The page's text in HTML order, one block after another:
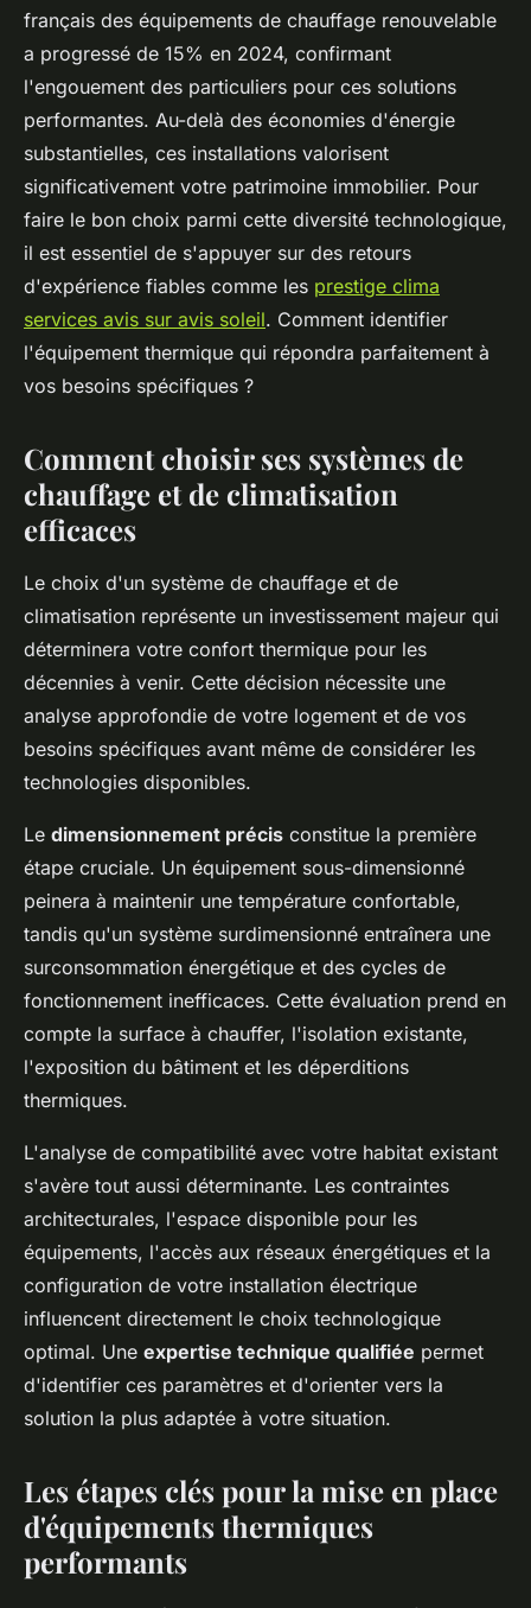
français des équipements de chauffage renouvelable
a progressé de 15% en 2024, confirmant
l'engouement des particuliers pour ces solutions
performantes. Au-delà des économies d'énergie
substantielles, ces installations valorisent
significativement votre patrimoine immobilier. Pour
faire le bon choix parmi cette diversité technologique,
il est essentiel de s'appuyer sur des retours
d'expérience fiables comme les prestige clima
services avis sur avis soleil. Comment identifier
l'équipement thermique qui répondra parfaitement à
vos besoins spécifiques ?
Comment choisir ses systèmes de
chauffage et de climatisation
efficaces
Le choix d'un système de chauffage et de
climatisation représente un investissement majeur qui
déterminera votre confort thermique pour les
décennies à venir. Cette décision nécessite une
analyse approfondie de votre logement et de vos
besoins spécifiques avant même de considérer les
technologies disponibles.
Le dimensionnement précis constitue la première
étape cruciale. Un équipement sous-dimensionné
peinera à maintenir une température confortable,
tandis qu'un système surdimensionné entraînera une
surconsommation énergétique et des cycles de
fonctionnement inefficaces. Cette évaluation prend en
compte la surface à chauffer, l'isolation existante,
l'exposition du bâtiment et les déperditions
thermiques.
L'analyse de compatibilité avec votre habitat existant
s'avère tout aussi déterminante. Les contraintes
architecturales, l'espace disponible pour les
équipements, l'accès aux réseaux énergétiques et la
configuration de votre installation électrique
influencent directement le choix technologique
optimal. Une expertise technique qualifiée permet
d'identifier ces paramètres et d'orienter vers la
solution la plus adaptée à votre situation.
Les étapes clés pour la mise en place
d'équipements thermiques
performants